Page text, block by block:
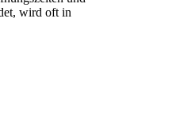
wird oft in